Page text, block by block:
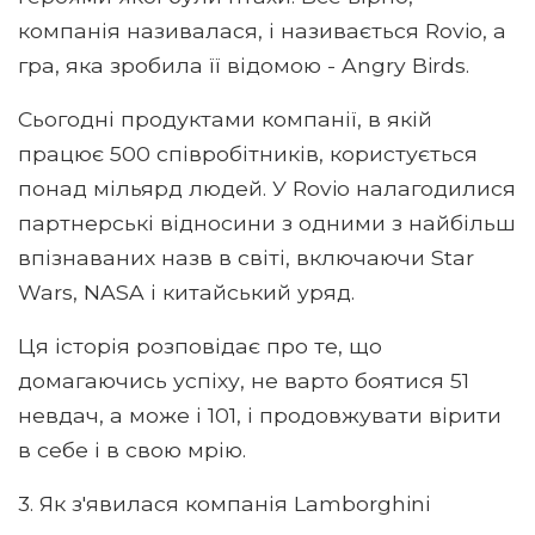
компанія називалася, і називається Rovio, а
гра, яка зробила її відомою - Angry Birds.
Сьогодні продуктами компанії, в якій
працює 500 співробітників, користується
понад мільярд людей. У Rovio налагодилися
партнерські відносини з одними з найбільш
впізнаваних назв в світі, включаючи Star
Wars, NASA і китайський уряд.
Ця історія розповідає про те, що
домагаючись успіху, не варто боятися 51
невдач, а може і 101, і продовжувати вірити
в себе і в свою мрію.
3. Як з'явилася компанія Lamborghini